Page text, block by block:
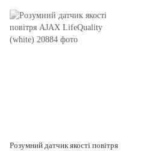
Розумний датчик якості повітря